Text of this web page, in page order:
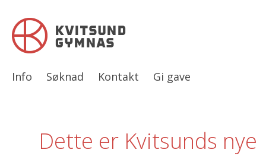
Info Søknad Kontakt Gi gave
Dette er Kvitsunds nye